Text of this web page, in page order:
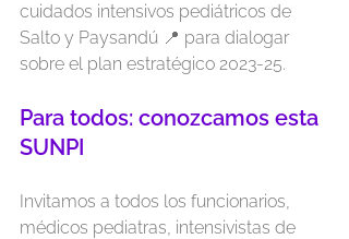
cuidados intensivos pediátricos de
Salto y Paysandú 📍 para dialogar
sobre el plan estratégico 2023-25.
Para todos: conozcamos esta
SUNPI
Invitamos a todos los funcionarios,
médicos pediatras, intensivistas de